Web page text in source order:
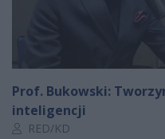
Prof. Bukowski:
inteligencji
Autor artykułu:
RED/KD